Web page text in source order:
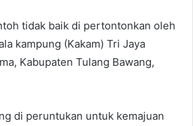
tidak baik di pertontonkan oleh
kampung (Kakam) Tri Jaya
Kabupaten Tulang Bawang,
di peruntukan untuk kemajuan